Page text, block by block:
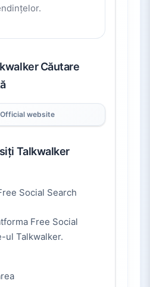
Căutare
Official website
Talkwalker
Social Search
Free Social
ul Talkwalker.